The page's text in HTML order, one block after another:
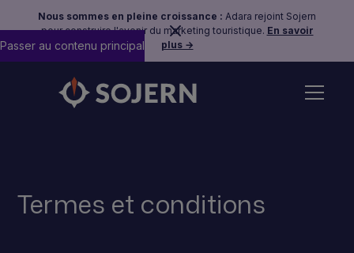
Nous sommes en pleine croissance : Adara rejoint Sojern
pour construire l'avenir du marketing touristique. En savoir
plus →
Passer au contenu principal
Termes et conditions